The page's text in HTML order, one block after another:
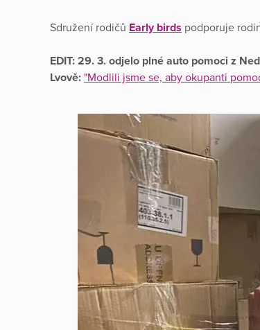
Sdružení rodičů Early birds podporuje
EDIT: 29. 3. odjelo plné auto pomoci z
Lvově: "Modlili jsme se, aby okupanti